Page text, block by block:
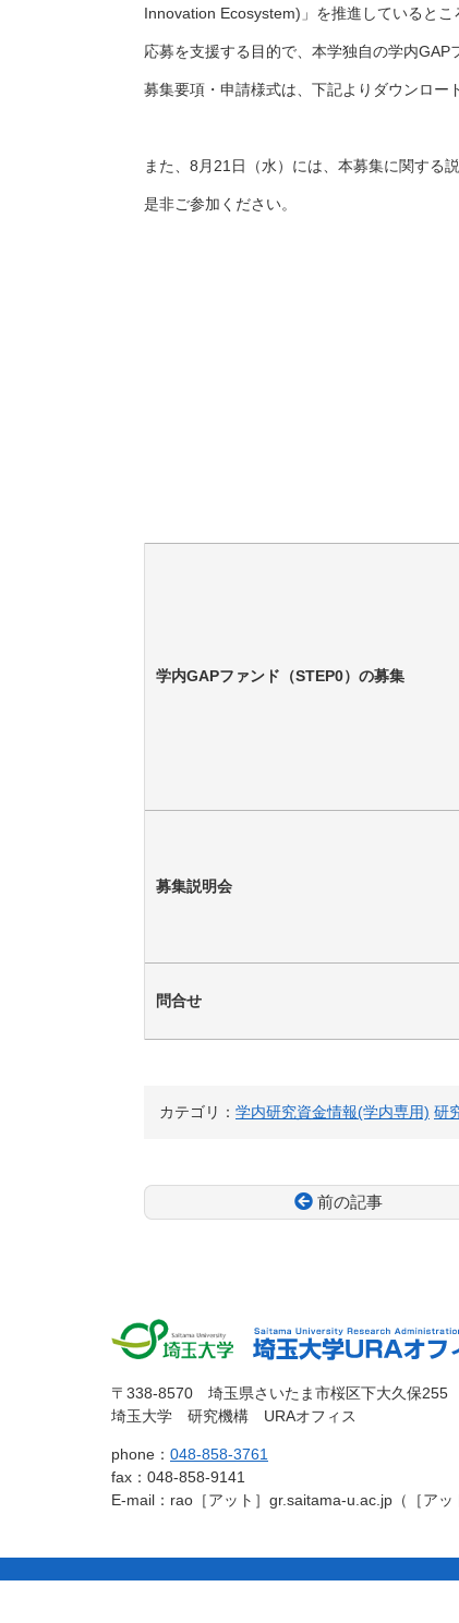
Innovation Ecosystem) 」を推進しているとこ
応募を支援する目的で、本学独自の学内GAP
募集要項・申請様式は、下記よりダウンロー
また、 8 月 21 日（水）には、本募集に関する
是非ご参加ください。
学内GAPファンド（STEP0）の募集
募集説明会
問合せ
カテゴリ： 学内研究資金情報(学内専用) 研
前の記事
本
の
先
へ
戻
る
頭
戻
る
埼玉大
学
埼玉大学
URAオフィ
ス
〒338-8570 埼玉県さいたま市桜区下大久保255
埼玉大学 研究機構 URAオフィス
phone： 048-858-3761
fax：048-858-9141
E-mail：rao［アット］gr.saitama-u.ac.jp（［アッ